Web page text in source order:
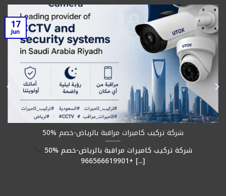
شركة تركيب كاميرات مراقبة بالرياض-خصم %50
شركة تركيب كاميرات مراقبة بالرياض-خصم %50
+966566619901 [...]
17
Jun